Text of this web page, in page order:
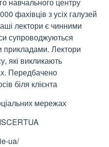
фахівців з усіх галузей
лектори є чинними
супроводжуються
прикладами. Лектори
які викликають
Передбачено
біля клієнта
мережах
ua/